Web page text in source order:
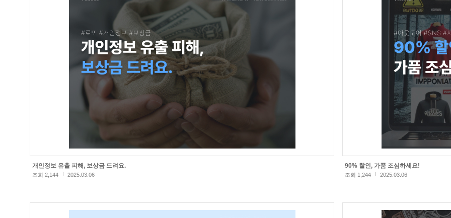
개인정보 유출 피해, 보상금 드려요.
조회 2,144 2025.03.06
90% 할인, 가품 조심하세요!
조회 1,244 2025.03.06